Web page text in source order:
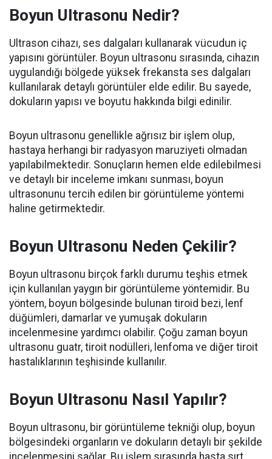
Boyun Ultrasonu Nedir?
Ultrason cihazı, ses dalgaları kullanarak vücudun iç
yapısını görüntüler. Boyun ultrasonu sırasında, cihazın
uygulandığı bölgede yüksek frekansta ses dalgaları
kullanılarak detaylı görüntüler elde edilir. Bu sayede,
dokuların yapısı ve boyutu hakkında bilgi edinilir.
Boyun ultrasonu genellikle ağrısız bir işlem olup,
hastaya herhangi bir radyasyon maruziyeti olmadan
yapılabilmektedir. Sonuçların hemen elde edilebilmesi
ve detaylı bir inceleme imkanı sunması, boyun
ultrasonunu tercih edilen bir görüntüleme yöntemi
haline getirmektedir.
Boyun Ultrasonu Neden Çekilir?
Boyun ultrasonu birçok farklı durumu teşhis etmek
için kullanılan yaygın bir görüntüleme yöntemidir. Bu
yöntem, boyun bölgesinde bulunan tiroid bezi, lenf
düğümleri, damarlar ve yumuşak dokuların
incelenmesine yardımcı olabilir. Çoğu zaman boyun
ultrasonu guatr, tiroit nodülleri, lenfoma ve diğer tiroit
hastalıklarının teşhisinde kullanılır.
Boyun Ultrasonu Nasıl Yapılır?
Boyun ultrasonu, bir görüntüleme tekniği olup, boyun
bölgesindeki organların ve dokuların detaylı bir şekilde